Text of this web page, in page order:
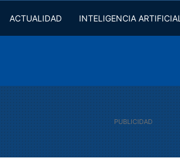
ACTUALIDAD INTELIGENCIA ARTIFICIAL